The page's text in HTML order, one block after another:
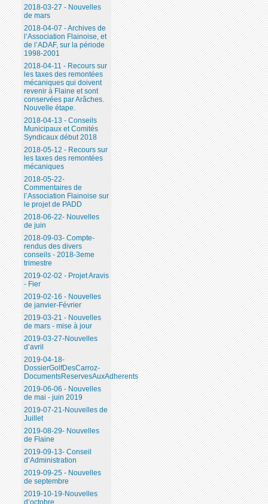
2018-03-27 - Nouvelles
de mars
2018-04-07 - Archives de
l’Association Flainoise, et
de l’ADAF, sur la période
1998-2001
2018-04-11 - Recours sur
les taxes des remontées
mécaniques qui doivent
revenir à Flaine et sont
conservées par Arâches.
Nouvelle étape.
2018-04-13 - Conseils
Municipaux et Comités
Syndicaux début 2018
2018-05-12 - Recours sur
les taxes des remontées
mécaniques
2018-05-22-
Commentaires de
l’Association Flainoise sur
le projet de PADD
2018-06-22- Nouvelles
de juin
2018-09-03- Compte-
rendus des divers
conseils - 2018-3eme
trimestre
2019-02-02 - Projet Aravis
- Fier
2019-02-16 - Nouvelles
de janvier-Février
2019-03-21 - Nouvelles
de mars - mise à jour
2019-03-27-Nouvelles
d’avril
2019-04-18-
DossierGolfDesCarroz-
DocumentsReservesAuxAdherents
2019-06-06 - Nouvelles
de mai - juin 2019
2019-07-21-Nouvelles de
Juillet
2019-08-29- Nouvelles
de Flaine
2019-09-13- Conseil
d’Administration
2019-09-25 - Nouvelles
de septembre
2019-10-19-Nouvelles